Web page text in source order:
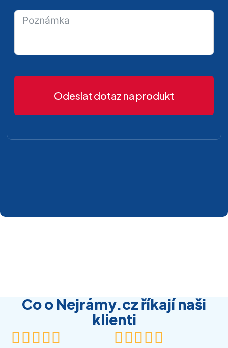
Odeslat dotaz na produkt
Co o Nejrámy.cz říkají naši
klienti
 